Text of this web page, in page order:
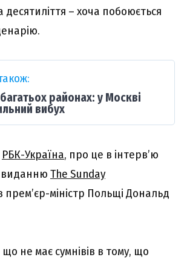
десятиліття – хоча побоюється
районах: у Москві
вибух
РБК-Україна, про це в інтерв’ю
виданню The Sunday
прем’єр-міністр Польщі Дональд
що не має сумнівів в тому, що